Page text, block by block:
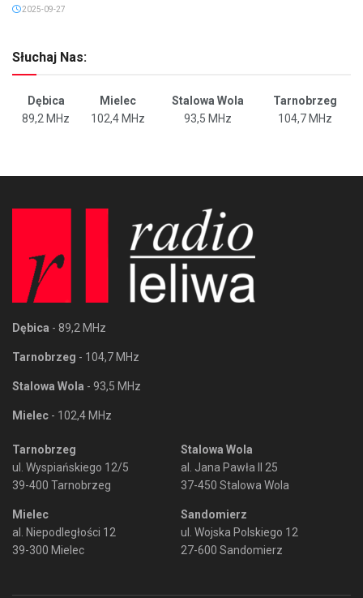
2025-09-27
Słuchaj Nas:
Dębica Mielec Stalowa Wola
Tarnobrzeg
89,2 MHz
102,4 MHz 93,5 MHz 104,7 MHz
Dębica - 89,2 MHz
Tarnobrzeg - 104,7 MHz
Stalowa Wola - 93,5 MHz
Mielec - 102,4 MHz
Tarnobrzeg
ul. Wyspiańskiego 12/5
39-400 Tarnobrzeg
Mielec
al. Niepodległości 12
39-300 Mielec
Stalowa Wola
al. Jana Pawła II 25
37-450 Stalowa Wola
Sandomierz
ul. Wojska Polskiego 12
27-600 Sandomierz